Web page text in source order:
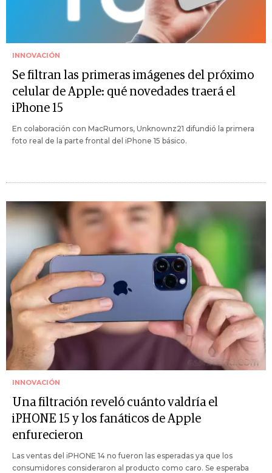
INNOVACIÓN
Se filtran las primeras imágenes del próximo
celular de Apple: qué novedades traerá el
iPhone 15
En colaboración con MacRumors, Unknownz21 difundió la primera
foto real de la parte frontal del iPhone 15 básico.
INNOVACIÓN
Una filtración reveló cuánto valdría el
iPHONE 15 y los fanáticos de Apple
enfurecieron
Las ventas del iPHONE 14 no fueron las esperadas ya que los
consumidores consideraron al producto como caro. Se esperaba